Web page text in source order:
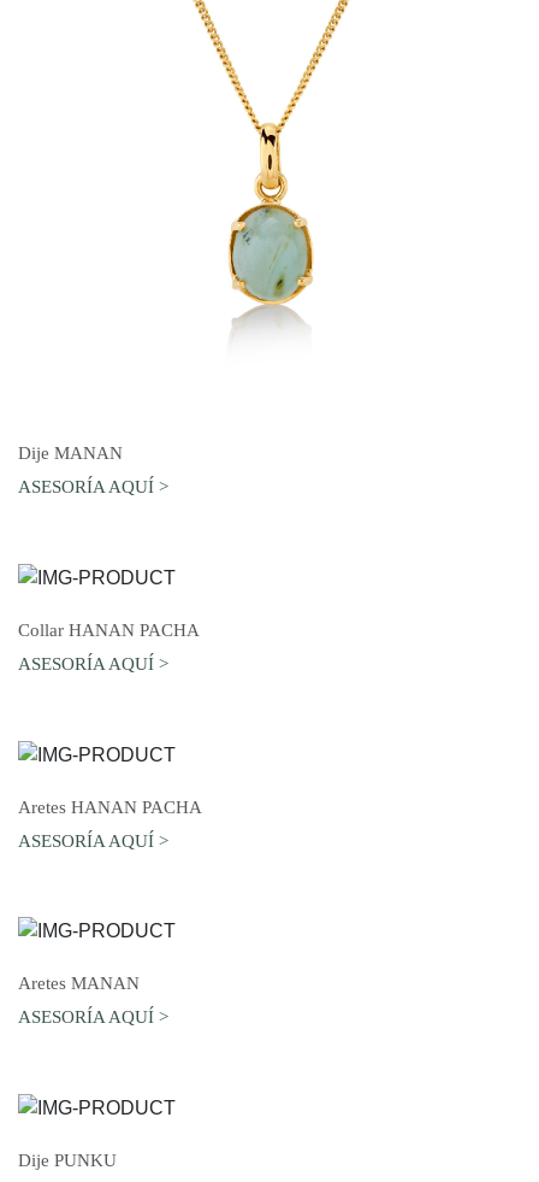
Dije MANAN
ASESORÍA AQUÍ >
Collar HANAN PACHA
ASESORÍA AQUÍ >
AGREGAR AL CARRO
Aretes HANAN PACHA
ASESORÍA AQUÍ >
Aretes MANAN
ASESORÍA AQUÍ >
Dije PUNKU